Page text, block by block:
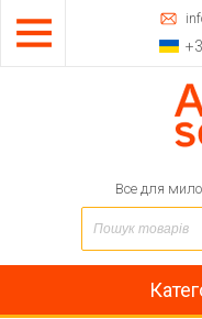
Все для